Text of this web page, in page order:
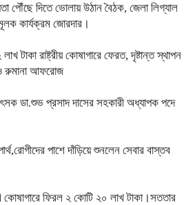
পৌঁছে দিতে ভোলায় উঠান বৈঠক, জেলা লিগ্যাল
কার্যক্রম জোরদার।
টাকা রাষ্ট্রীয় কোষাগারে ফেরত, দৃষ্টান্ত স্থাপন
রুমানা আফরোজ
ডা.শুভ প্রসাদ দাসের সহকারী অধ্যাপক পদে
পাশে দাঁড়িয়ে শুনলেন সেবার বাস্তব
কোষাগারে ফিরল ২ কোটি ২০ লাখ টাকা।সততার